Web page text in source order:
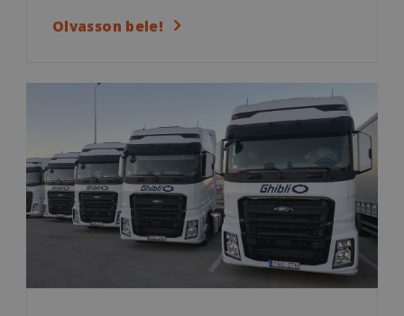
Olvasson bele!